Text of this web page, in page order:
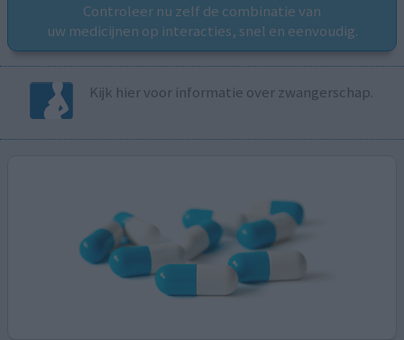
Controleer nu zelf de combinatie van
uw medicijnen op interacties, snel en eenvoudig.
Kijk hier voor informatie over zwangerschap.